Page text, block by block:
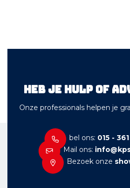
Heb je hulp of
Onze professionals helpen je
bel ons: 015 -
Mail ons:
Bezoek onze